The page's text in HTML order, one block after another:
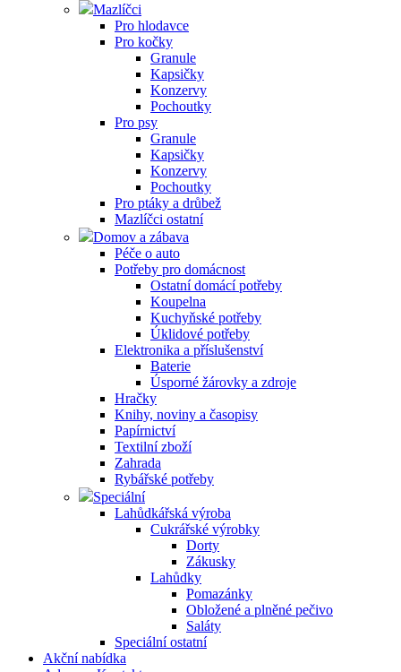
Mazlíčci
Pro hlodavce
Pro kočky
Granule
Kapsičky
Konzervy
Pochoutky
Pro psy
Granule
Kapsičky
Konzervy
Pochoutky
Pro ptáky a drůbež
Mazlíčci ostatní
Domov a zábava
Péče o auto
Potřeby pro domácnost
Ostatní domácí potřeby
Koupelna
Kuchyňské potřeby
Úklidové potřeby
Elektronika a příslušenství
Baterie
Úsporné žárovky a zdroje
Hračky
Knihy, noviny a časopisy
Papírnictví
Textilní zboží
Zahrada
Rybářské potřeby
Speciální
Lahůdkářská výroba
Cukrářské výrobky
Dorty
Zákusky
Lahůdky
Pomazánky
Obložené a plněné pečivo
Saláty
Speciální ostatní
Akční nabídka